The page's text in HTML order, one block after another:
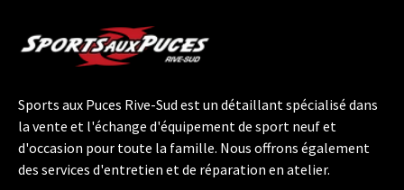
Sports aux Puces Rive-Sud est un détaillant spécialisé dans
la vente et l'échange d'équipement de sport neuf et
d'occasion pour toute la famille. Nous offrons également
des services d'entretien et de réparation en atelier.